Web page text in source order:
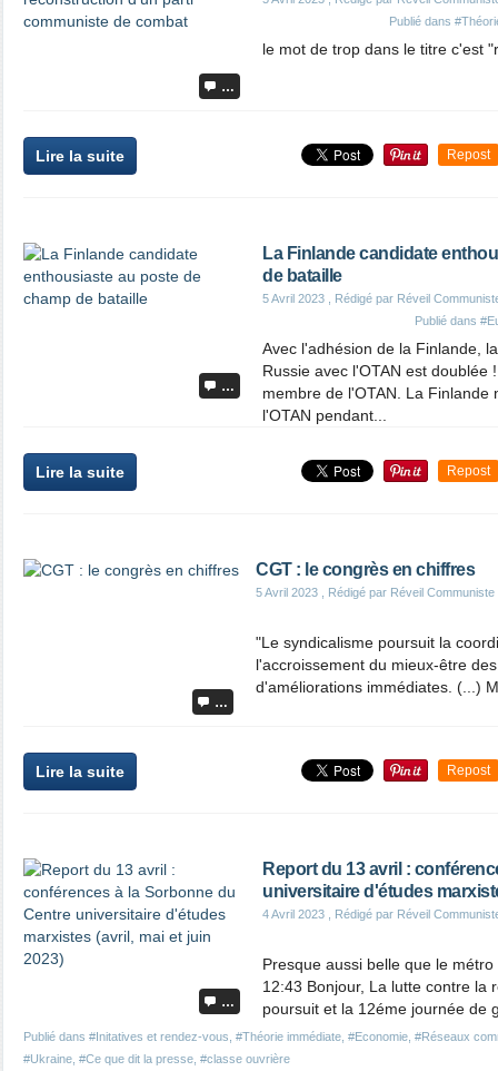
…
Publié dans
le mot de trop dans le titre c'est
Lire la suite Repost
…
La Finlande candidate
de bataille
5 Avril 2023 , Rédigé par Réveil
Publié dans
Avec l'adhésion de la Finlande,
Russie avec l'OTAN est doublée
membre de l'OTAN. La
l'OTAN pendant...
Lire la suite Repost
…
CGT : le congrès en chiffres
5 Avril 2023 , Rédigé par Réveil Communiste
"Le syndicalisme poursuit la
l'accroissement du mieux-être
d'améliorations immédiates. (...)
Lire la suite Repost
…
Report du 13 avril :
universitaire d'études
4 Avril 2023 , Rédigé par Réveil
Publié dans #Initatives et rendez-vous #Théorie immédiate #Economie #Réseaux
#Ukraine #Ce que dit la presse #classe ouvrière
Presque aussi belle que le
12:43 Bonjour, La lutte contre la
poursuit et la 12éme journée de